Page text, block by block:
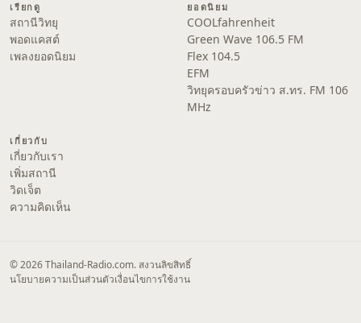
เรียกดู
สถานีวิทยุ
พอดแคสต์
เพลงยอดนิยม
ยอดนิยม
COOLfahrenheit
Green Wave 106.5 FM
Flex 104.5
EFM
วิทยุครอบครัวข่าว ส.ทร. FM 106
MHz
เกี่ยวกับ
เกี่ยวกับเรา
เพิ่มสถานี
วิดเจ็ต
ความคิดเห็น
© 2026 Thailand-Radio.com. สงวนลิขสิทธิ์
นโยบายความเป็นส่วนตัวเงื่อนไขการใช้งาน